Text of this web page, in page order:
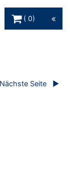
0
Nächste Seite